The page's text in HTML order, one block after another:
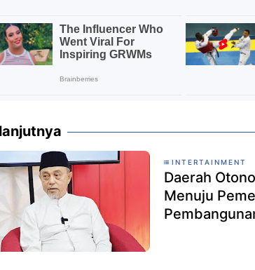
INTERTAINMENT
Daerah
Menuju